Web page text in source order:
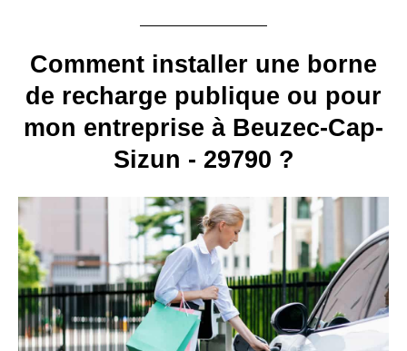
Comment installer une borne
de recharge publique ou pour
mon entreprise à Beuzec-Cap-
Sizun - 29790 ?